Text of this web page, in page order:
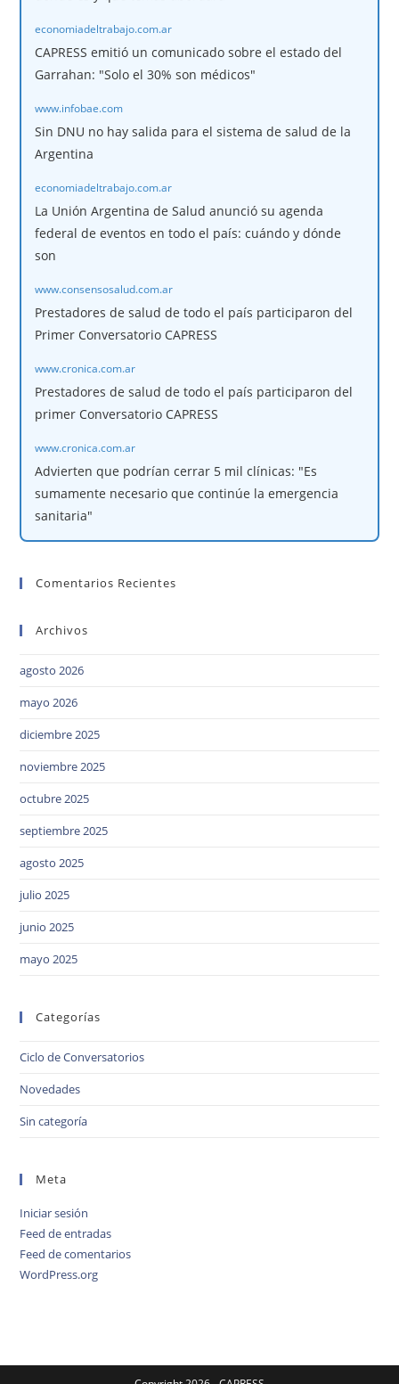
economiadeltrabajo.com.ar
CAPRESS emitió un comunicado sobre el estado del
Garrahan: "Solo el 30% son médicos"
www.infobae.com
Sin DNU no hay salida para el sistema de salud de la
Argentina
economiadeltrabajo.com.ar
La Unión Argentina de Salud anunció su agenda
federal de eventos en todo el país: cuándo y dónde
son
www.consensosalud.com.ar
Prestadores de salud de todo el país participaron del
Primer Conversatorio CAPRESS
www.cronica.com.ar
Prestadores de salud de todo el país participaron del
primer Conversatorio CAPRESS
www.cronica.com.ar
Advierten que podrían cerrar 5 mil clínicas: "Es
sumamente necesario que continúe la emergencia
sanitaria"
Comentarios Recientes
Archivos
agosto 2026
mayo 2026
diciembre 2025
noviembre 2025
octubre 2025
septiembre 2025
agosto 2025
julio 2025
junio 2025
mayo 2025
Categorías
Ciclo de Conversatorios
Novedades
Sin categoría
Meta
Iniciar sesión
Feed de entradas
Feed de comentarios
WordPress.org